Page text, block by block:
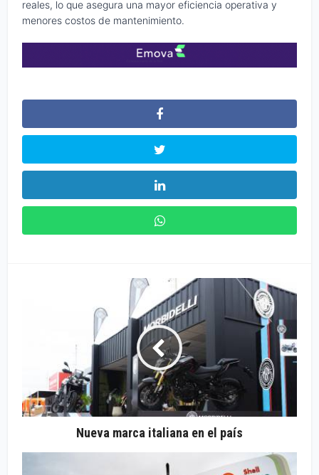
reales, lo que asegura una mayor eficiencia operativa y
menores costos de mantenimiento.
Nueva marca italiana en el país